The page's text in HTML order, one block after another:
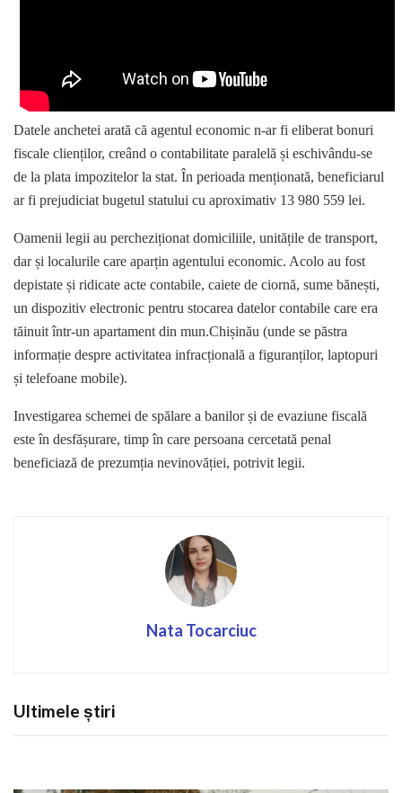
Datele anchetei arată că agentul economic n-ar fi eliberat bonuri
fiscale clienților, creând o contabilitate paralelă și eschivându-se
de la plata impozitelor la stat. În perioada menționată, beneficiarul
ar fi prejudiciat bugetul statului cu aproximativ 13 980 559 lei.
Oamenii legii au percheziționat domiciliile, unitățile de transport,
dar și localurile care aparțin agentului economic. Acolo au fost
depistate și ridicate acte contabile, caiete de ciornă, sume bănești,
un dispozitiv electronic pentru stocarea datelor contabile care era
tăinuit într-un apartament din mun.Chișinău (unde se păstra
informație despre activitatea infracțională a figuranților, laptopuri
și telefoane mobile).
Investigarea schemei de spălare a banilor și de evaziune fiscală
este în desfășurare, timp în care persoana cercetată penal
beneficiază de prezumția nevinovăției, potrivit legii.
Nata Tocarciuc
Ultimele știri